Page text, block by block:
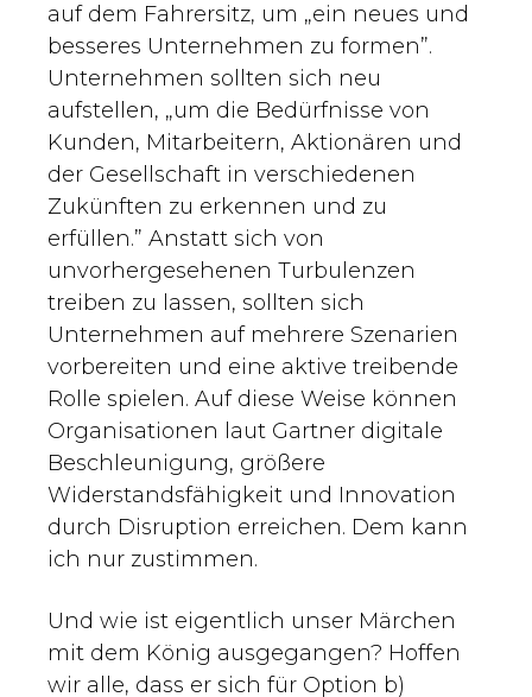
auf dem Fahrersitz, um „ein neues und
besseres Unternehmen zu formen”.
Unternehmen sollten sich neu
aufstellen, „um die Bedürfnisse von
Kunden, Mitarbeitern, Aktionären und
der Gesellschaft in verschiedenen
Zukünften zu erkennen und zu
erfüllen.” Anstatt sich von
unvorhergesehenen Turbulenzen
treiben zu lassen, sollten sich
Unternehmen auf mehrere Szenarien
vorbereiten und eine aktive treibende
Rolle spielen. Auf diese Weise können
Organisationen laut Gartner digitale
Beschleunigung, größere
Widerstandsfähigkeit und Innovation
durch Disruption erreichen. Dem kann
ich nur zustimmen.
Und wie ist eigentlich unser Märchen
mit dem König ausgegangen? Hoffen
wir alle, dass er sich für Option b)